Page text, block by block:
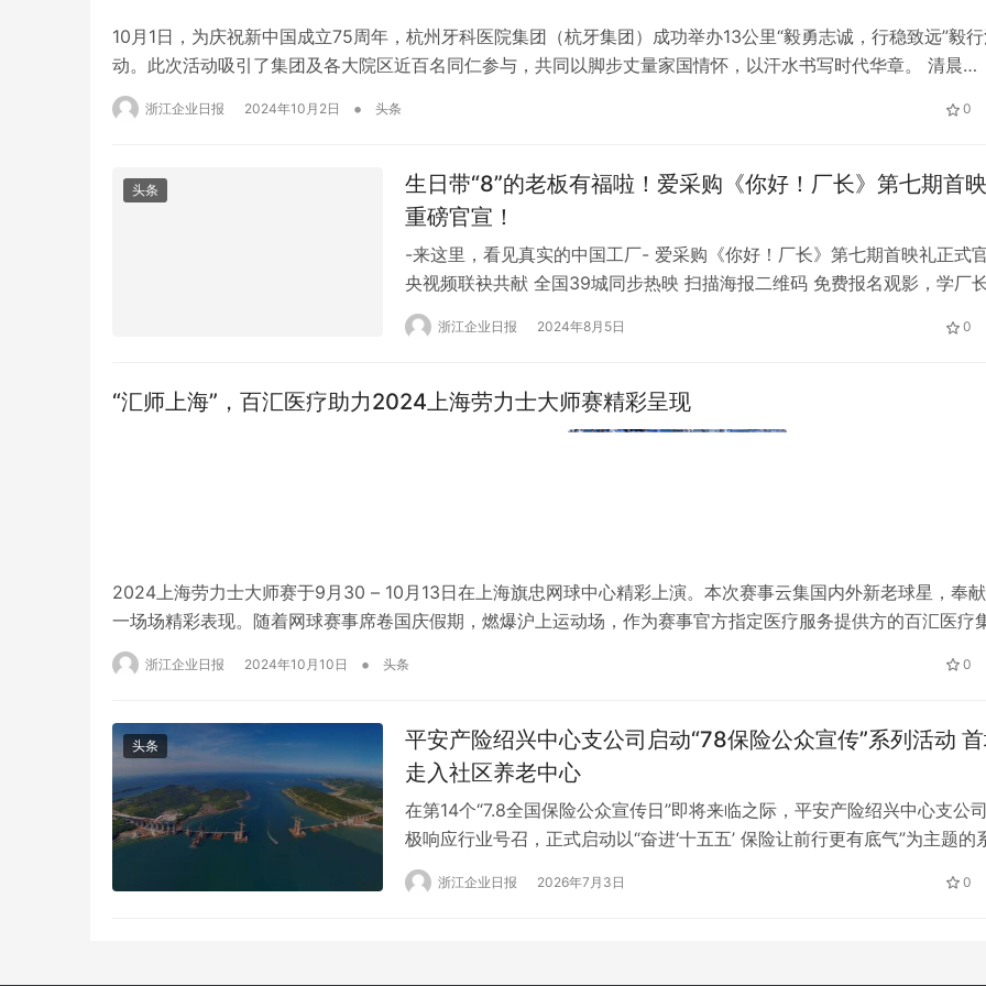
10月1日，为庆祝新中国成立75周年，杭州牙科医院集团（杭牙集团）成功举办13公里“毅勇志诚，行稳致远”毅
动。此次活动吸引了集团及各大院区近百名同仁参与，共同以脚步丈量家国情怀，以汗水书写时代华章。 清晨
5:30，尽管伴有风雨，但毅行队伍在之江大桥附近起点处火热集结。杭牙集团董事长杨占友领衔带队，全体成员
统一定制文化衫，精神抖擞，整装待发。 启动仪式…
浙江企业日报 2024年10月2日 • 头条 0
头条
生日带“8”的老板有福啦！爱采购《你好！厂长》第七期首
重磅官宣！
-来这里，看见真实的中国工厂- 爱采购《你好！厂长》第七期首映礼正式
央视频联袂共献 全国39城同步热映 扫描海报二维码 免费报名观影，学厂
意经！ 还可以关注百度爱采购公众号 回复“你好厂长”参与报名
浙江企业日报 2024年8月5日 0
“汇师上海”，百汇医疗助力2024上海劳力士大师赛精彩呈现
2024上海劳力士大师赛于9月30 – 10月13日在上海旗忠网球中心精彩上演。本次赛事云集国内外新老球星，奉
一场场精彩表现。随着网球赛事席卷国庆假期，燃爆沪上运动场，作为赛事官方指定医疗服务提供方的百汇医疗
多学科专业团队为本次赛事倾力护航，在专业和信任的基础上，为运动员提供了较为往年更具特色、更为完善的医
服务，助力赛事顺利进行，全程见…
浙江企业日报 2024年10月10日 • 头条 0
头条
平安产险绍兴中心支公司启动“78保险公众宣传”系列活动
走入社区养老中心
在第14个“7.8全国保险公众宣传日”即将来临之际，平安产险绍兴中心支公
极响应行业号召，正式启动以“奋进‘十五五’ 保险让前行更有底气”为主题的
宣传活动。首场活动走进绍兴灵芝街道金融城社区养老中心，围绕养老保险
传开展了一系列丰富多彩的便民服务，将保险温度与专业关怀送到社区老
浙江企业日报 2026年7月3日 0